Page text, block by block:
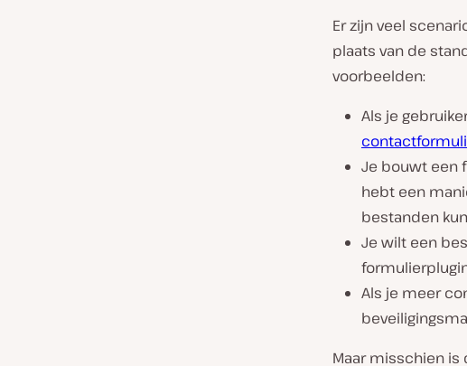
Er zijn veel
plaats van de
voorbeelden:
Als je
Je bouwt een
hebt een
bestanden
Je wilt een
Als je meer
Maar misschien is